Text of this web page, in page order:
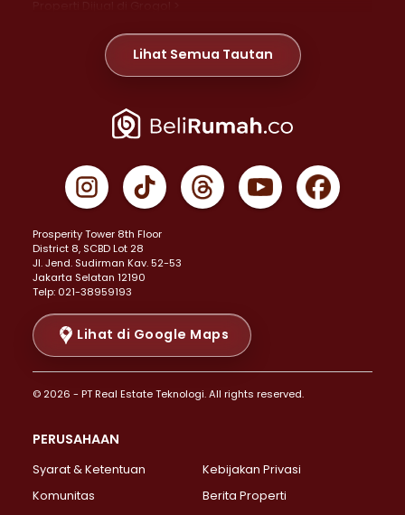
Properti Dijual di Meruya >
Properti Dijual di Jelambar >
Properti Dijual di Jakarta Pusat >
Properti Dijual di Gambir >
Properti Dijual di Johar Baru >
Properti Dijual di Menteng >
Properti Dijual di Senen >
Properti Dijual di Tanah Abang >
Properti Dijual di Cikini >
Properti Dijual di Kramat >
Properti Dijual di Pasar Baru >
Properti Dijual di Bendungan Hilir >
Properti Dijual di Jakarta Selatan >
Properti Dijual di Lebak Bulus >
Properti Dijual di Gandaria Selatan >
Properti Dijual di Pondok Labu >
Lihat Semua Tautan
Prosperity Tower 8th Floor
District 8, SCBD Lot 28
JI. Jend. Sudirman Kav. 52-53
Jakarta Selatan 12190
Telp: 021-38959193
Lihat di Google Maps
© 2026 - PT Real Estate Teknologi. All rights reserved.
PERUSAHAAN
Syarat & Ketentuan
Kebijakan Privasi
Komunitas
Berita Properti